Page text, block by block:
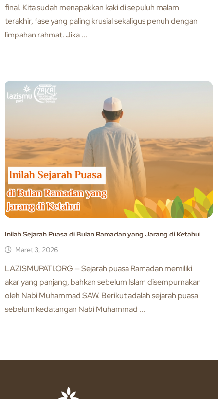
final. Kita sudah menapakkan kaki di sepuluh malam
terakhir, fase yang paling krusial sekaligus penuh dengan
limpahan rahmat. Jika ...
Inilah Sejarah Puasa di Bulan Ramadan yang Jarang di Ketahui
Maret 3, 2026
LAZISMUPATI.ORG — Sejarah puasa Ramadan memiliki
akar yang panjang, bahkan sebelum Islam disempurnakan
oleh Nabi Muhammad SAW. Berikut adalah sejarah puasa
sebelum kedatangan Nabi Muhammad ...